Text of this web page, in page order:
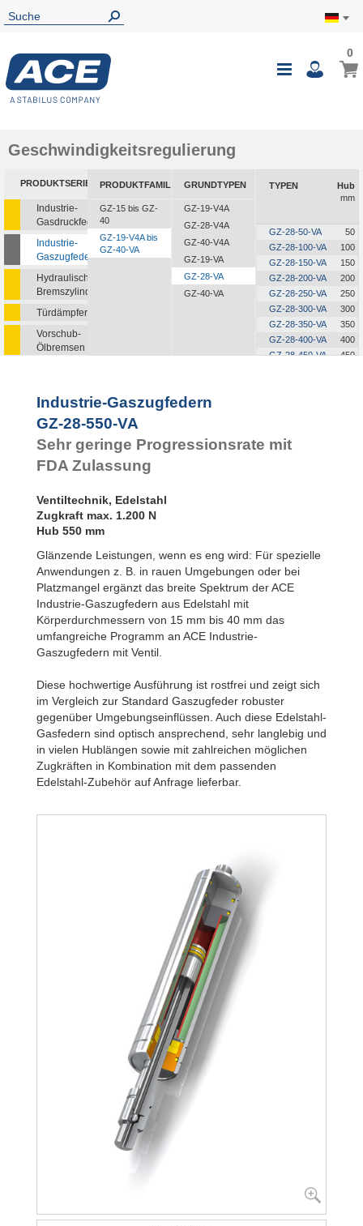
00
Geschwindigkeitsregulierung
PRODUKTSERIEN
Industrie-
Gasdruckfedern
Industrie-
Gaszugfedern
Hydraulische
Bremszylinder
Türdämpfer
Vorschub-
Ölbremsen
PRODUKTFAMILIEN
GZ-15 bis GZ-
40
GZ-19-V4A bis
GZ-40-VA
GRUNDTYPEN
GZ-19-V4A
GZ-28-V4A
GZ-40-V4A
GZ-19-VA
GZ-28-VA
GZ-40-VA
TYPEN
Hub
mm
GZ-28-50-VA
50
GZ-28-100-VA
100
GZ-28-150-VA
150
GZ-28-200-VA
200
GZ-28-250-VA
250
GZ-28-300-VA
300
GZ-28-350-VA
350
GZ-28-400-VA
400
GZ-28-450-VA
450
Industrie-Gaszugfedern
GZ-28-550-VA
Sehr geringe Progressionsrate mit
FDA Zulassung
Ventiltechnik, Edelstahl
Zugkraft max. 1.200 N
Hub 550 mm
Glänzende Leistungen, wenn es eng wird: Für spezielle
Anwendungen z. B. in rauen Umgebungen oder bei
Platzmangel ergänzt das breite Spektrum der ACE
Industrie-Gaszugfedern aus Edelstahl mit
Körperdurchmessern von 15 mm bis 40 mm das
umfangreiche Programm an ACE Industrie-
Gaszugfedern mit Ventil.
Diese hochwertige Ausführung ist rostfrei und zeigt sich
im Vergleich zur Standard Gaszugfeder robuster
gegenüber Umgebungseinflüssen. Auch diese Edelstahl-
Gasfedern sind optisch ansprechend, sehr langlebig und
in vielen Hublängen sowie mit zahlreichen möglichen
Zugkräften in Kombination mit dem passenden
Edelstahl-Zubehör auf Anfrage lieferbar.